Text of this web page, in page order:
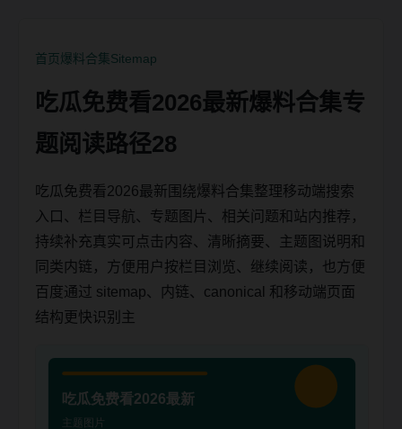
首页 爆料合集Sitemap
吃瓜免费看2026最新爆料合集专
题阅读路径28
吃瓜免费看2026最新围绕爆料合集整理移动端搜索
入口、栏目导航、专题图片、相关问题和站内推荐，
持续补充真实可点击内容、清晰摘要、主题图说明和
同类内链，方便用户按栏目浏览、继续阅读，也方便
百度通过 sitemap、内链、canonical 和移动端页面
结构更快识别主